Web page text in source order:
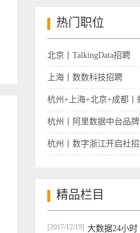
热门职位
北京丨TalkingData招聘
上海丨数数科技招聘
杭州+上海+北京+成都丨
聘
杭州丨阿里数据中台品
待
杭州丨数字浙江开启社
精品栏目
[2017/12/19] 大数据24小时